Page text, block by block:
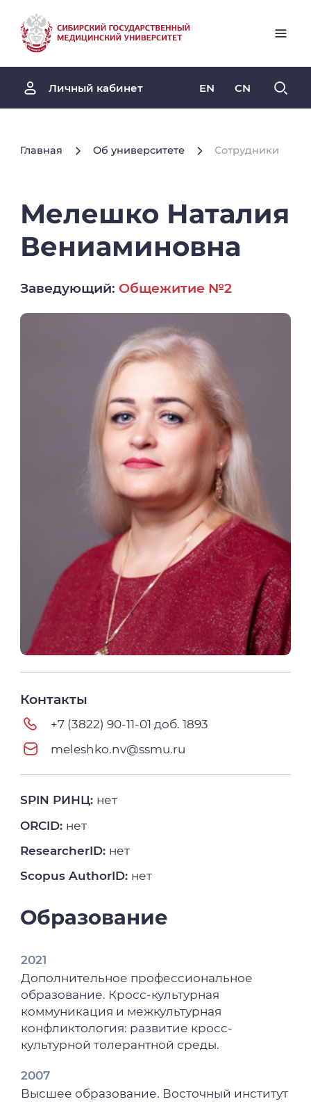
Личный кабинет EN CN
Главная Об университете Сотрудники
Мелешко Наталия
Вениаминовна
Заведующий: Общежитие №2
Контакты
+7 (3822) 90-11-01 доб. 1893
meleshko.nv@ssmu.ru
SPIN РИНЦ: нет
ORCID: нет
ResearcherID: нет
Scopus AuthorID: нет
Образование
2021
Дополнительное профессиональное
образование. Кросс-культурная
коммуникация и межкультурная
конфликтология: развитие кросс-
культурной толерантной среды.
2007
Высшее образование. Восточный институт